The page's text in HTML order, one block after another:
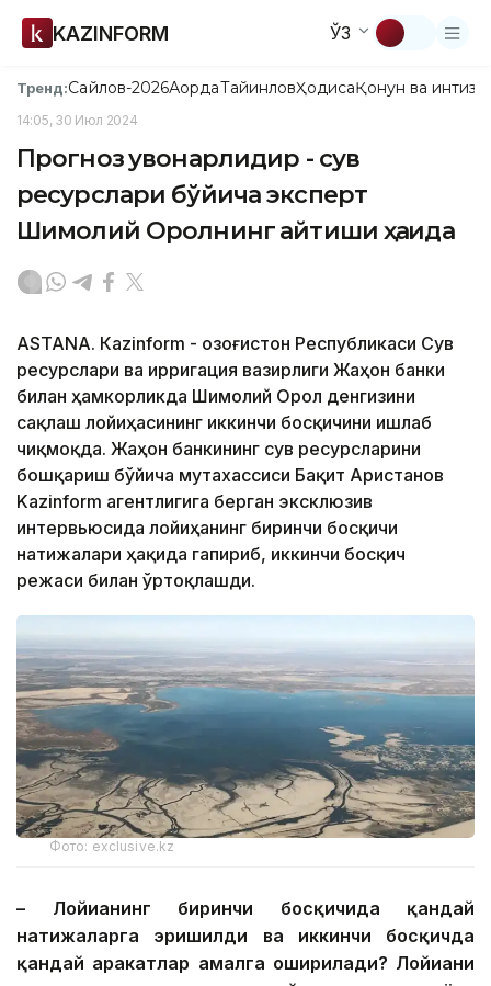
KAZINFORM ЎЗ
Тренд:Сайлов-2026АқордаТайинловҲодисаҚонун ва
14:05, 30 Июл 2024
Прогноз қувонарлидир - сув
ресурслари бўйича эксперт
Шимолий Оролнинг қайтиши ҳақида
ASTANA. Кazinform - Қозоғистон Республикаси Сув
ресурслари ва ирригация вазирлиги Жаҳон банки
билан ҳамкорликда Шимолий Орол денгизини
сақлаш лойиҳасининг иккинчи босқичини ишлаб
чиқмоқда. Жаҳон банкининг сув ресурсларини
бошқариш бўйича мутахассиси Бақит Аристанов
Kazinform агентлигига берган эксклюзив
интервьюсида лойиҳанинг биринчи босқичи
натижалари ҳақида гапириб, иккинчи босқич
режаси билан ўртоқлашди.
Фото: exclusive.kz
– Лойиҳанинг биринчи босқичида қандай
натижаларга эришилди ва иккинчи босқичда
қандай ҳаракатлар амалга оширилади? Лойиҳани